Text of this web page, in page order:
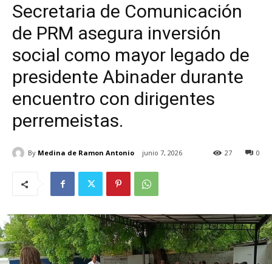
Secretaria de Comunicación
de PRM asegura inversión
social como mayor legado de
presidente Abinader durante
encuentro con dirigentes
perremeistas.
By Medina de Ramon Antonio junio 7, 2026 0
27